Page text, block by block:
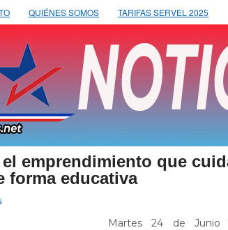
QUIÉNES SOMOS TARIFAS SERVEL 2025
emprendimiento que
forma educativa
Martes 24 de